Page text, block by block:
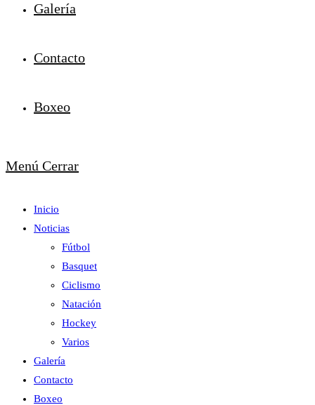
Galería
Contacto
Boxeo
Menú Cerrar
Inicio
Noticias
Fútbol
Basquet
Ciclismo
Natación
Hockey
Varios
Galería
Contacto
Boxeo